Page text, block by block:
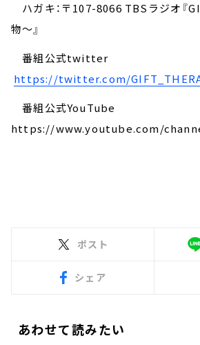
ハガキ：〒107-8066 TBSラジオ『
物～』
番組公式twitter
https://twitter.com/
番組公式YouTube
https://www.youtube.com/
ポスト
シェア
あわせて読みたい